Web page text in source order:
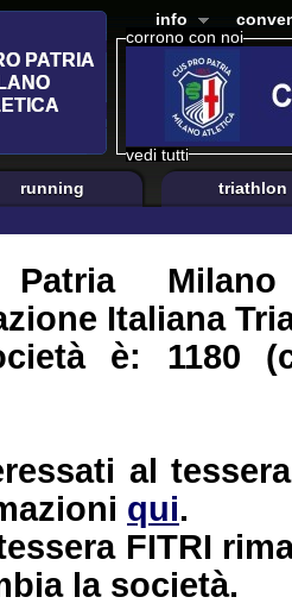
corrono con noi
vedi tutti
info
running triathlon
Italiana
è: 1180
al
qui.
FITRI
la società.